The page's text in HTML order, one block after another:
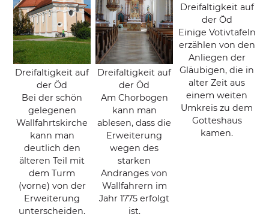
Dreifaltigkeit auf
der Öd
Bei der schön
gelegenen
Wallfahrtskirche
kann man
deutlich den
älteren Teil mit
dem Turm
(vorne) von der
Erweiterung
unterscheiden.
Dreifaltigkeit auf
der Öd
Am Chorbogen
kann man
ablesen, dass die
Erweiterung
wegen des
starken
Andranges von
Wallfahrern im
Jahr 1775 erfolgt
ist.
Dreifaltigkeit auf
der Öd
Einige Votivtafeln
erzählen von den
Anliegen der
Gläubigen, die in
alter Zeit aus
einem weiten
Umkreis zu dem
Gotteshaus
kamen.